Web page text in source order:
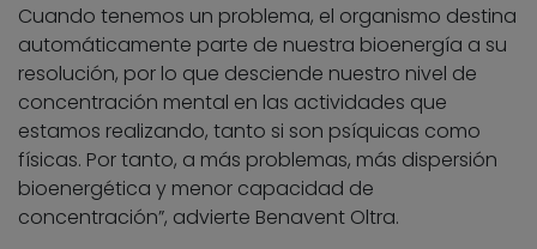
Cuando tenemos un problema, el organismo destina
automáticamente parte de nuestra bioenergía a su
resolución, por lo que desciende nuestro nivel de
concentración mental en las actividades que
estamos realizando, tanto si son psíquicas como
físicas. Por tanto, a más problemas, más dispersión
bioenergética y menor capacidad de
concentración”, advierte Benavent Oltra.